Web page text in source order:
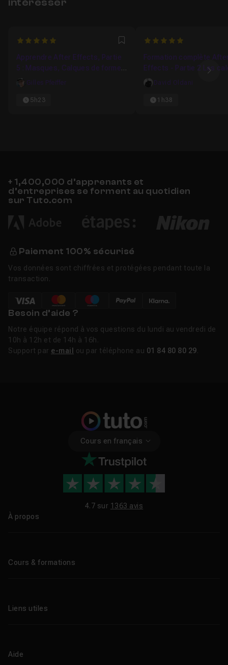
5 Favori
Apprendre After Effects, Partie
5 : Masques, Calques de forme,
Incrustations
Gilles Pfeiffer
5h23
5
Formation complète
Effects - Partie 2 Les
les outils
David Oldani
1h38
+ 1,400,000 d’apprenants et
d’entreprises se forment au quotidien
sur Tuto.com
Paiement 100% sécurisé
Vos données sont chiffrées et protégées pendant toute la
transaction.
Besoin d’aide ?
Notre équipe répond à vos questions du lundi au vendredi de
10h à 12h et de 14h à 16h.
Support par e-mail ou par téléphone au 01 84 80 80 29
Cours en français
4.7 sur 1363 avis
À propos
Cours & formations
Formations certifiantes
Promos
Liens utiles
Centres de formation
Aide